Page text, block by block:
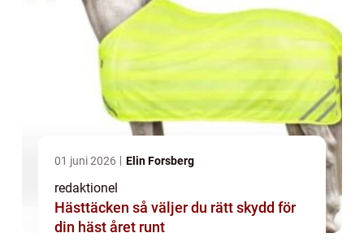
01 juni 2026 Elin Forsberg
redaktionel
Hästtäcken så väljer du rätt skydd för
din häst året runt